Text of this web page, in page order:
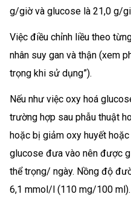
g/giờ và glucose là 21,0 g/
Việc điều chỉnh liều theo
nhân suy gan và thận (xem
trọng khi sử dụng”).
Nếu như việc oxy hoá
trường hợp sau phẫu thuật
hoặc bị giảm oxy huyết
glucose đưa vào nên được
thể trọng/ ngày. Nồng độ
6,1 mmol/l (110 mg/100 ml).